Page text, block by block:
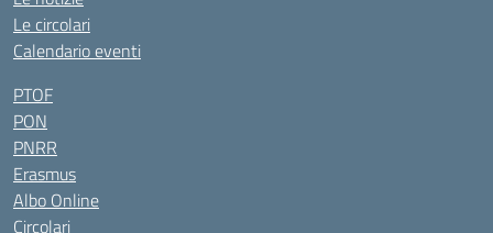
Le circolari
Calendario eventi
PTOF
PON
PNRR
Erasmus
Albo Online
Circolari